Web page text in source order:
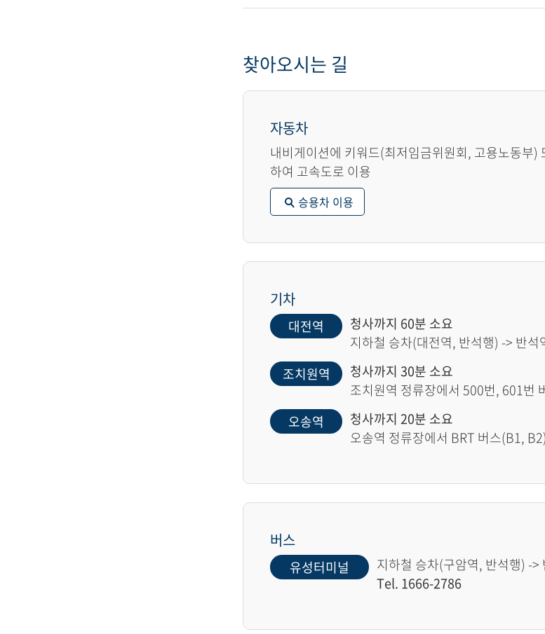
찾아오시는 길
자동차
내비게이션에 키워드(최저임금위원회, 고용노동부
하여 고속도로 이용
승용차 이용
기차
대전역
청사까지 60분 소요
지하철 승차(대전역, 반석행) -> 반
조치원역
청사까지 30분 소요
조치원역 정류장에서 500번, 601번
오송역
청사까지 20분 소요
오송역 정류장에서 BRT 버스(B1,
버스
유성터미널
지하철 승차(구암역, 반석행) -
Tel. 1666-2786